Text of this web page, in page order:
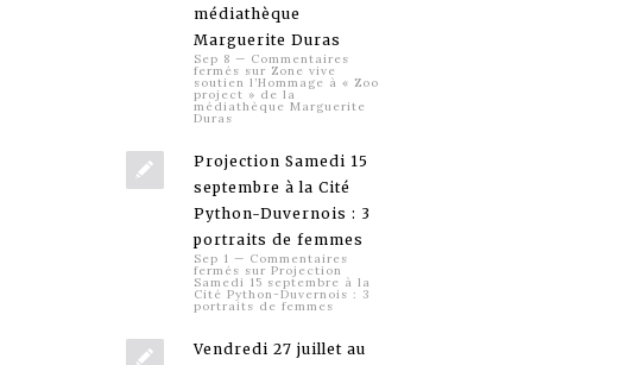
médiathèque
Marguerite Duras
Sep 8 — Commentaires
fermés sur Zone vive
soutien l’Hommage à « Zoo
project » de la
médiathèque Marguerite
Duras
Projection Samedi 15
septembre à la Cité
Python-Duvernois : 3
portraits de femmes
Sep 1 — Commentaires
fermés sur Projection
Samedi 15 septembre à la
Cité Python-Duvernois : 3
portraits de femmes
Vendredi 27 juillet au